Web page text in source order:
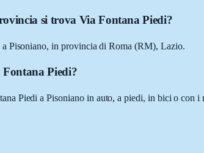
si trova Via Fontana Piedi?
Pisoniano, in provincia di Roma (RM), Lazio.
Piedi?
Piedi a Pisoniano in auto, a piedi, in bici o con